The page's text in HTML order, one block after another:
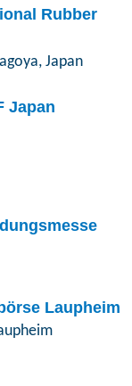
Rubber
Japan
Japan
Laupheim